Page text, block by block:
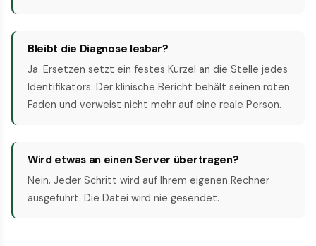
Bleibt die Diagnose lesbar?
Ja. Ersetzen setzt ein festes Kürzel an die Stelle jedes
Identifikators. Der klinische Bericht behält seinen roten
Faden und verweist nicht mehr auf eine reale Person.
Wird etwas an einen Server übertragen?
Nein. Jeder Schritt wird auf Ihrem eigenen Rechner
ausgeführt. Die Datei wird nie gesendet.